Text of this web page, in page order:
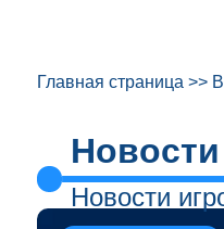
Главная страница >>
Новости
Новости